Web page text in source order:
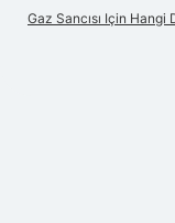
Gaz Sancısı Için Hangi